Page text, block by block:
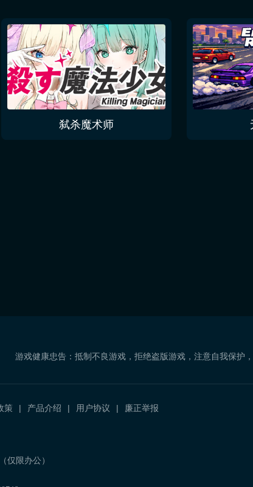
弑杀魔术师
游戏健康忠告：抵制不良游戏，拒绝盗版游戏，注意自我保护
策 产品介绍 用户协议 廉正举报
仅限办公）